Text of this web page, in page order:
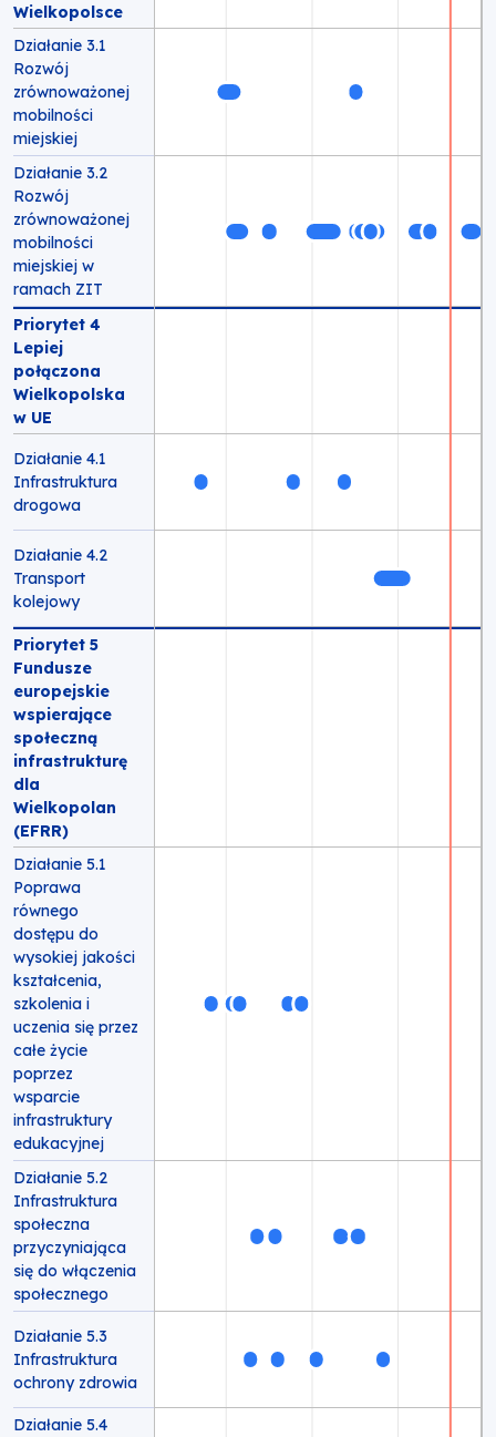
Wielkopolsce
Działanie 3.1
Rozwój
zrównoważonej
mobilności
miejskiej
Działanie 3.2
Rozwój
zrównoważonej
mobilności
miejskiej w
ramach ZIT
Priorytet 4
Lepiej
połączona
Wielkopolska
w UE
Działanie 4.1
Infrastruktura
drogowa
Działanie 4.2
Transport
kolejowy
Priorytet 5
Fundusze
europejskie
wspierające
społeczną
infrastrukturę
dla
Wielkopolan
(EFRR)
Działanie 5.1
Poprawa
równego
dostępu do
wysokiej jakości
kształcenia,
szkolenia i
uczenia się przez
całe życie
poprzez
wsparcie
infrastruktury
edukacyjnej
Działanie 5.2
Infrastruktura
społeczna
przyczyniająca
się do włączenia
społecznego
Działanie 5.3
Infrastruktura
ochrony zdrowia
Działanie 5.4